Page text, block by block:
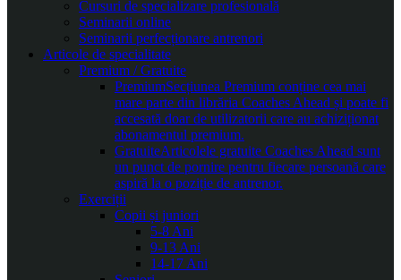
Cursuri de specializare profesională
Seminarii online
Seminarii perfecționare antrenori
Articole de specialitate
Premium / Gratuite
PremiumSecțiunea Premium conține cea mai
mare parte din librăria Coaches Ahead și poate fi
accesată doar de utilizatorii care au achiziționat
abonamentul premium.
GratuiteArticolele gratuite Coaches Ahead sunt
un punct de pornire pentru fiecare persoană care
aspiră la o poziție de antrenor.
Exerciții
Copii și juniori
5-8 Ani
9-13 Ani
14-17 Ani